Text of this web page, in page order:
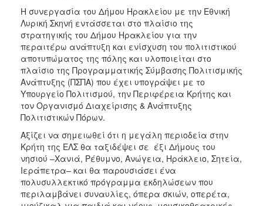
Η συνεργασία του Δήμου Ηρακλείου με την Εθνική
Λυρική Σκηνή εντάσσεται στο πλαίσιο της
στρατηγικής του Δήμου Ηρακλείου για την
περαιτέρω ανάπτυξη και ενίσχυση του πολιτιστικού
αποτυπώματος της πόλης και υλοποιείται στο
πλαίσιο της Προγραμματικής Σύμβασης Πολιτισμικής
Ανάπτυξης (ΠΣΠΑ) που έχει υπογράψει με το
Υπουργείο Πολιτισμού, την Περιφέρεια Κρήτης και
τον Οργανισμό Διαχείρισης & Ανάπτυξης
Πολιτιστικών Πόρων.
Αξίζει να σημειωθεί ότι η μεγάλη περιοδεία στην
Κρήτη της ΕΛΣ θα ταξιδέψει σε έξι Δήμους του
νησιού –Χανιά, Ρέθυμνο, Ανώγεια, Ηράκλειο, Σητεία,
Ιεράπετρα– και θα παρουσιάσει ένα
πολυσυλλεκτικό πρόγραμμα εκδηλώσεων που
περιλαμβάνει συναυλίες, όπερα σκιών, οπερέτα,